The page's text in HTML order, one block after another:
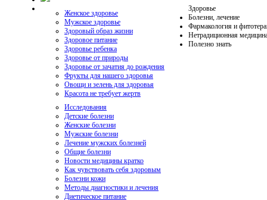
Здоровье
Женское здоровье
Мужское здоровье
Здоровый образ жизни
Здоровое питание
Здоровье ребенка
Здоровье от природы
Здоровье от зачатия до рождения
Фрукты для нашего здоровья
Овощи и зелень для здоровья
Красота не требует жертв
Болезни, лечение
Исследования
Детские болезни
Женские болезни
Мужские болезни
Лечение мужских болезней
Общие болезни
Новости медицины кратко
Как чувствовать себя здоровым
Болезни кожи
Методы диагностики и лечения
Диетическое питание
Фармакология и
Нетрадиционная
Полезно знать